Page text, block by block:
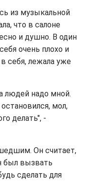
из музыкальной
что в салоне
и душно. В один
очень плохо и
себя, лежала уже
людей надо мной.
мол,
делать", -
Он считает,
был вызвать
сделать для